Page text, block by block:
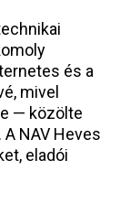
és a
mivel
— közölte
NAV Heves
eladói